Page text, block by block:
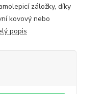
záložky, díky
kovový nebo
popis